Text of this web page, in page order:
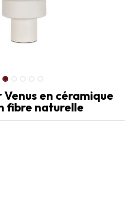
en céramique
fibre naturelle